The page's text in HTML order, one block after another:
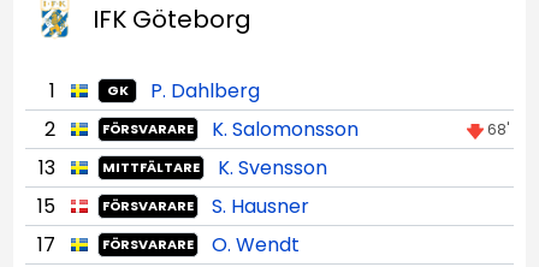
IFK Göteborg
1 GK
P. Dahlberg
2
FÖRSVARARE K. Salomonsson 68'
13 MITTFÄLTARE
K. Svensson
15
FÖRSVARARE
S. Hausner
17
FÖRSVARARE
O. Wendt